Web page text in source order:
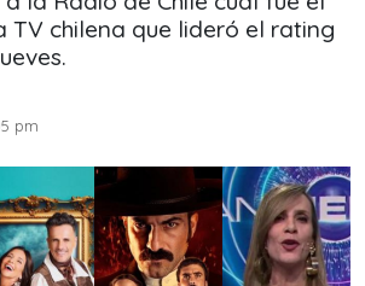
TV chilena que lideró el rating
pm